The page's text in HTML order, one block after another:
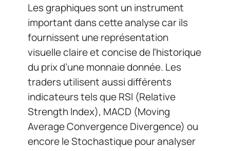
Les graphiques sont un instrument
important dans cette analyse car ils
fournissent une représentation
visuelle claire et concise de l’historique
du prix d’une monnaie donnée. Les
traders utilisent aussi différents
indicateurs tels que RSI (Relative
Strength Index), MACD (Moving
Average Convergence Divergence) ou
encore le Stochastique pour analyser